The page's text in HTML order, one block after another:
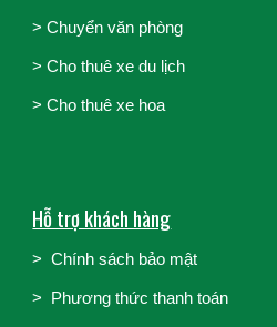
>Chuyển văn phòng
>Cho thuê xe du lịch
>Cho thuê xe hoa
Hỗ trợ khách hàng
> Chính sách bảo mật
> Phương thức thanh toán